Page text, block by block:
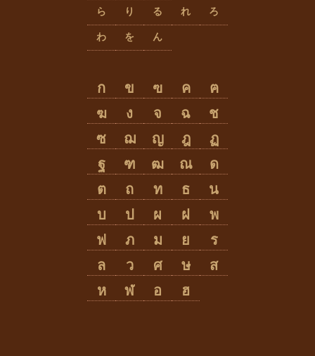
ら り る れ ろ
わ を ん
ก ข ฃ ค
ฅ
ฆ
ง จ ฉ
ช
ซ
ฌ ญ ฎ
ฏ
ฐ
ฑ ฒ ณ
ด
ต
ถ ท ธ
น
บ
ป ผ ฝ
พ
ฟ
ภ ม ย
ร
ล
ว ศ ษ
ส
ห
ฬ อ ฮ